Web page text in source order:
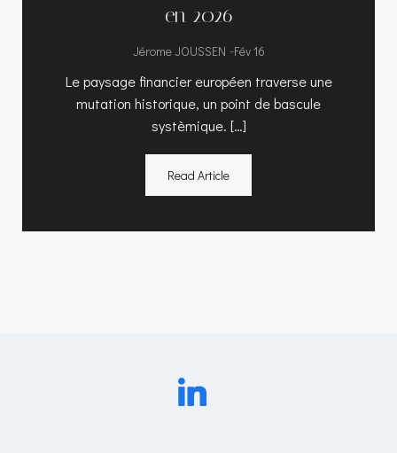
en 2026
Jérome JOUSSEN -Fév 16
Le paysage financier européen traverse une
mutation historique, un point de bascule
systèmique. […]
Read Article